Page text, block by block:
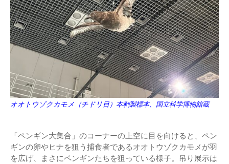
オオトウゾクカモメ（チドリ目）本剥製標本、国立科学博物館蔵
「ペンギン大集合」のコーナーの上空に目を向けると、ペン
ギンの卵やヒナを狙う捕食者であるオオトウゾクカモメが羽
を広げ、まさにペンギンたちを狙っている様子。吊り展示は